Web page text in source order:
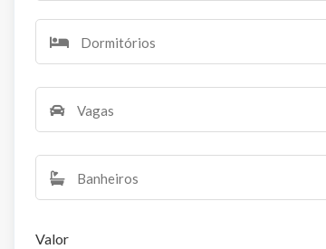
Dormitórios
Vagas
Banheiros
Valor